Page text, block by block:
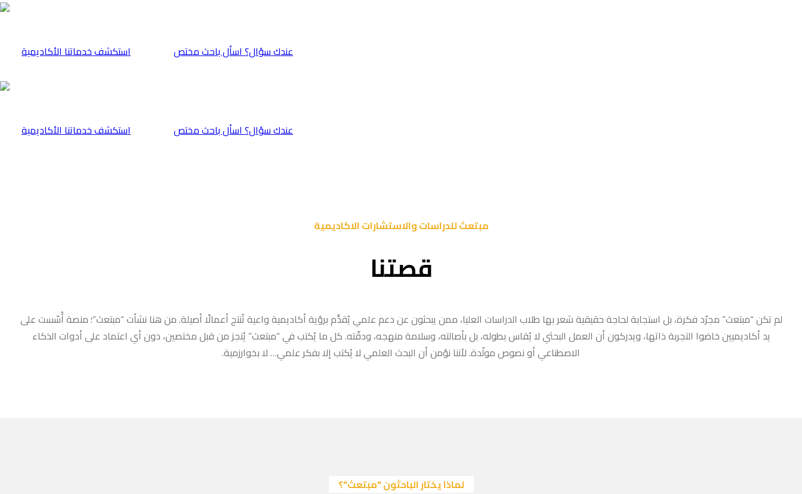
⁠استكشف خدماتنا الأكاديمية عندك سؤال؟ اسأل باحث مختص
⁠استكشف خدماتنا الأكاديمية عندك سؤال؟ اسأل باحث مختص
مبتعث للدراسات والاستشارات الاكاديمية
قصتنا
لم تكن “مبتعث” مجرّد فكرة، بل استجابة لحاجة حقيقية شعر بها طلاب الدراسات العليا، ممن يبحثون عن دعم علمي يُقدَّم برؤية أكاديمية واعية تُنتج أعمالًا أصيلة. من هنا نشأت “مبتعث”؛ منصة أُسّست على
يد أكاديميين خاضوا التجربة ذاتها، ويدركون أن العمل البحثي لا يُقاس بطوله، بل بأصالته، وسلامة منهجه، ودقّته. كل ما يُكتب في “مبتعث” يُنجز من قبل مختصين، دون أي اعتماد على أدوات الذكاء
الاصطناعي أو نصوص مولّدة. لأننا نؤمن أن البحث العلمي لا يُكتب إلا بفكر علمي… لا بخوارزمية.
لماذا يختار الباحثون "مبتعث"؟